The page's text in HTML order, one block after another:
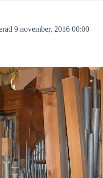
9 november, 2016 00:00